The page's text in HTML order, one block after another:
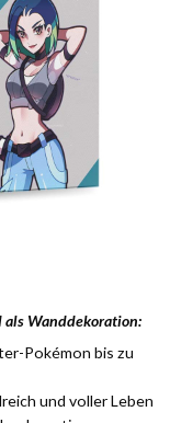
als Wanddekoration:
Pokémon bis zu
und voller Leben